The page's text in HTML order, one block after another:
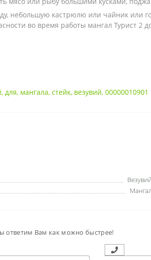
небольшую кастрюлю или чайник или
во время работы мангал Турист
, для, мангала, стейк, везувий, 00000010901
Везувий
Мангал
ответим Вам как можно быстрее!